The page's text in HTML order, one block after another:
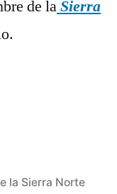
de laSierra
la Sierra Norte